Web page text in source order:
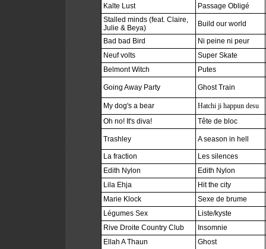
Kalte Lust
Passage Obligé
Stalled minds (feat. Claire,
Julie & Beya)
Build our world
Bad bad Bird
Ni peine ni peur
Neuf volts
Super Skate
Belmont Witch
Putes
Going Away Party Ghost Train
My dog's a bear
Hatchi ji happun desu
Oh no! It's diva!
Tête de bloc
Trashley A season in hell
La fraction
Les silences
Edith Nylon
Edith Nylon
Lila Ehja
Hit the city
Marie Klock
Sexe de brume
Légumes Sex
Liste/kyste
Rive Droite Country Club
Insomnie
Ellah A Thaun
Ghost